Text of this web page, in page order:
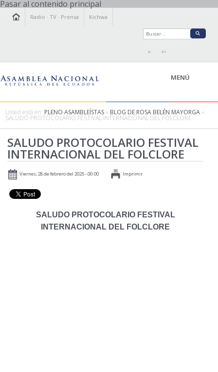
Pasar al contenido principal
Radio ·TV · Prensa Kichwa
A- A+
MENÚ
LEGISLAMOS
FISCALIZAMOS
TRANSPARENCIA
PRENSA
PARTICIPACIÓN
Usted está en: PLENO ASAMBLEÍSTAS » BLOG DE ROSA BELÉN MAYORGA »
SALUDO PROTOCOLARIO FESTIVAL INTERNACIONAL DEL FOLCLORE
SALUDO PROTOCOLARIO FESTIVAL
INTERNACIONAL DEL FOLCLORE
Viernes, 28 de febrero del 2025 - 00:00 Imprimir
SALUDO PROTOCOLARIO FESTIVAL
INTERNACIONAL DEL FOLCLORE